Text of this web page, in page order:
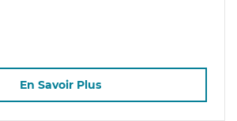
En Savoir Plus